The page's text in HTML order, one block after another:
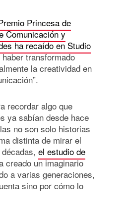
Princesa de
Comunicación y
ha recaído en Studio
transformado
la creatividad en
recordar algo que
ya sabían desde hace
no son solo historias
distinta de mirar el
el estudio de
creado un imaginario
a varias generaciones,
sino por cómo lo